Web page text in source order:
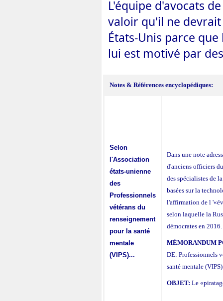
L'équipe d'avocats
valoir qu'il ne
États-Unis parce
lui est motivé par
Notes & Références encyclopédiques:
Selon
l'Association
états-unienne
des
Professionnels
vétérans du
renseignement
pour la santé
mentale
(VIPS)...
Dans une note
d'anciens officiers
des spécialistes de
basées sur la
l'affirmation de l
selon laquelle la
démocrates en 2016.
MÉMORANDUM
DE: Professionnels
santé mentale (VIPS)
OBJET: Le